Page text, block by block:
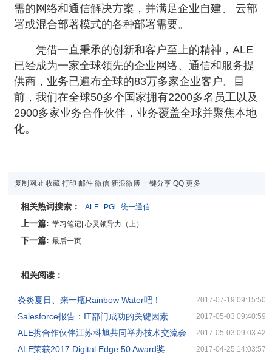
需的网络和通信解决方案，并满足企业自建、 云部
署或混合部署模式的各种部署需要。
凭借一直秉承的创新和客户至上的精神，ALE
已经成为一家全球领先的企业网络、通信和服务提
供商，业务已遍布全球的83万多家企业客户。目
前，我们在全球50多个国家拥有2200多名员工以及
2900多家业务合作伙伴，业务覆盖全球并聚焦本地
化。
复制网址 收藏 打印 邮件 微信 新浪微博 一键分享 QQ 更多
相关热词搜索： ALE PGi 统一通信
上一篇: 学习笔记| 心灵领导力（上）
下一篇: 最后一页
相关阅读：
·炎炎夏日、来一瓶Rainbow Water吧！ 2017-07-19 09:15:50
·Salesforce报告：IT部门成功的关键因素 2017-05-03 09:40:59
·ALE携合作伙伴江苏科旭共同举办技术交流会 2017-05-03 09:03:42
·ALE荣获2017 Digital Edge 50 Award奖 2017-04-25 14:03:57